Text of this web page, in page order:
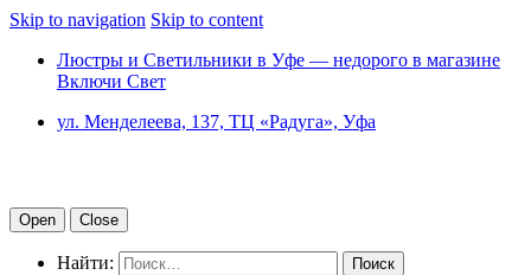
Skip to navigation Skip to content
Люстры и Светильники в Уфе — недорого в магазине
Включи Свет
ул. Менделеева, 137, ТЦ «Радуга», Уфа
Open Close
Найти: